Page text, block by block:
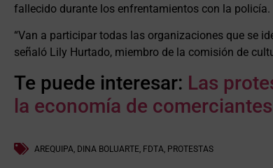
fallecido durante los enfrentamientos con la policía.
“Van a participar todas las organizaciones que se
señaló Lily Hurtado, miembro de la comisión de
Te puede interesar: Las
la economía de comerciantes
AREQUIPA, DINA BOLUARTE, FDTA, PROTESTAS